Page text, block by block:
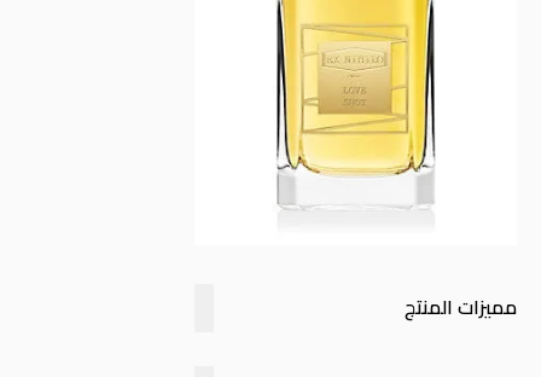
مميزات المنتج